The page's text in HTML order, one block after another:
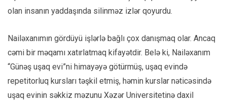
olan insanın yaddaşında silinməz izlər qoyurdu.
Nailəxanımın gördüyü işlərlə bağlı çox danışmaq olar. Ancaq
cəmi bir məqamı xatırlatmaq kifayətdir. Belə ki, Nailəxanım
“Günəş uşaq evi”ni himayəyə götürmüş, uşaq evində
repetitorluq kursları təşkil etmiş, həmin kurslar nəticəsində
uşaq evinin səkkiz məzunu Xəzər Universitetinə daxil